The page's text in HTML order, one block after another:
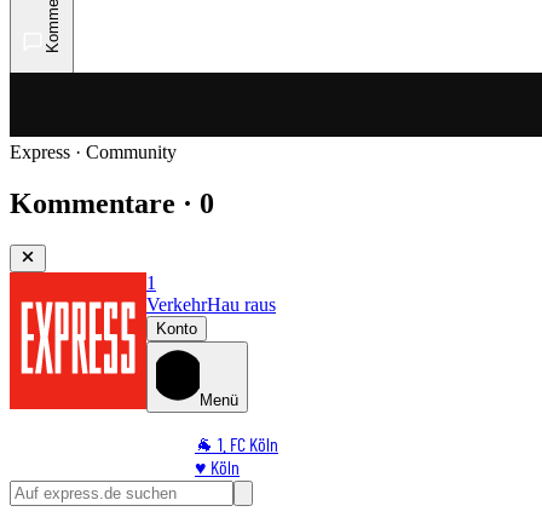
Express · Community
Kommentare · 0
1
VerkehrHau raus
Konto
Menü
🐐 1. FC Köln
♥️ Köln
⭐ Promi